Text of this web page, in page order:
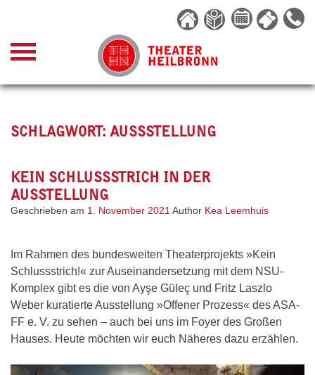
content
SCHLAGWORT: AUSSSTELLUNG
KEIN SCHLUSSSTRICH IN DER
AUSSTELLUNG
Geschrieben am 1. November 2021 Author Kea Leemhuis
Im Rahmen des bundesweiten Theaterprojekts »Kein
Schlussstrich!« zur Auseinandersetzung mit dem NSU-
Komplex gibt es die von Ayşe Güleç und Fritz Laszlo
Weber kuratierte Ausstellung »Offener Prozess« des ASA-
FF e. V. zu sehen – auch bei uns im Foyer des Großen
Hauses. Heute möchten wir euch Näheres dazu erzählen.